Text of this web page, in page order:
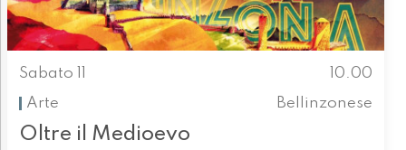
Sabato 11
10.00
Arte
Bellinzonese
Oltre il Medioevo